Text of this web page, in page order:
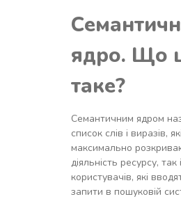
ядро. Що
таке?
Семантичним ядром
список слів і виразів, які
максимально
діяльність ресурсу,
користувачів, які
запити в пошуковій